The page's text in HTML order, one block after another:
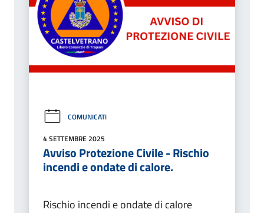
COMUNICATI
4 SETTEMBRE 2025
Avviso Protezione Civile - Rischio
incendi e ondate di calore.
Rischio incendi e ondate di calore